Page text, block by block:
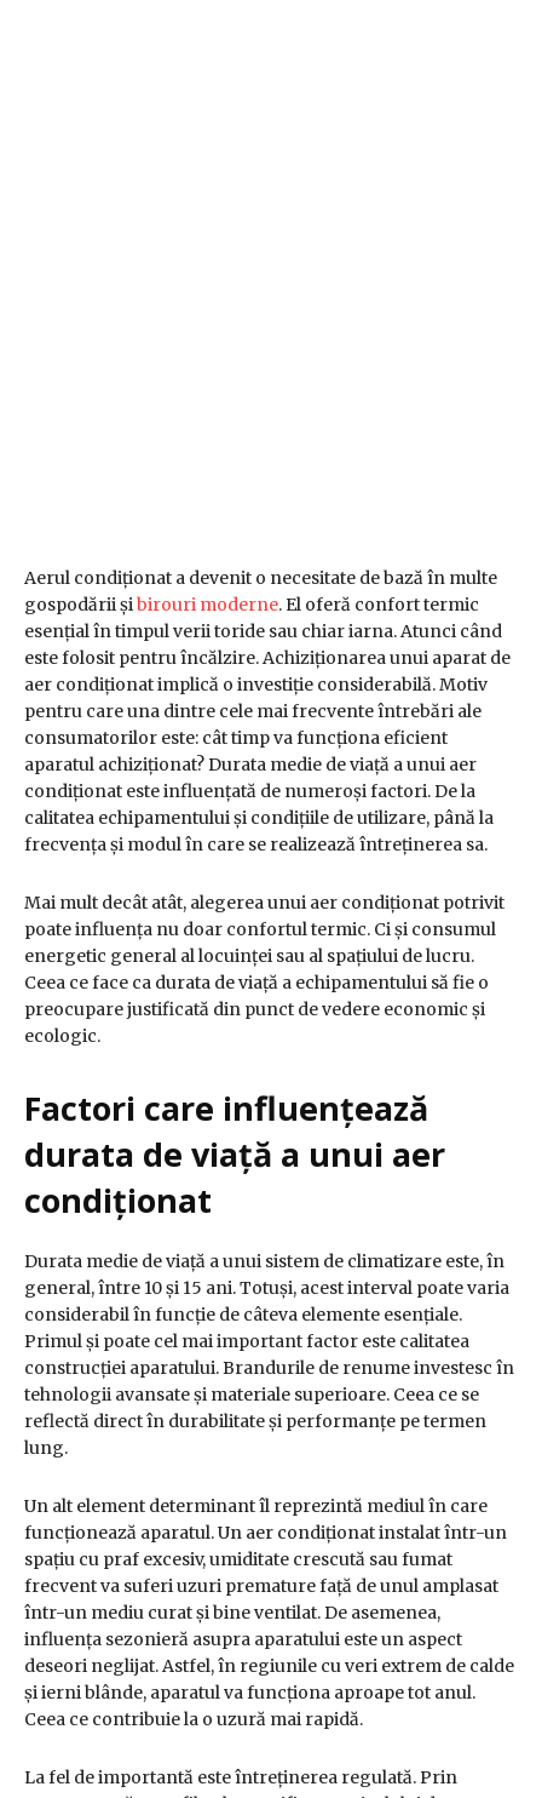
Aerul condiționat a devenit o necesitate de bază în multe
gospodării șibirouri moderne. El oferă confort termic
esențial în timpul verii toride sau chiar iarna. Atunci când
este folosit pentru încălzire. Achiziționarea unui aparat de
aer condiționat implică o investiție considerabilă. Motiv
pentru care una dintre cele mai frecvente întrebări ale
consumatorilor este: cât timp va funcționa eficient
aparatul achiziționat? Durata medie de viață a unui aer
condiționat este influențată de numeroși factori. De la
calitatea echipamentului și condițiile de utilizare, până la
frecvența și modul în care se realizează întreținerea sa.
Mai mult decât atât, alegerea unui aer condiționat potrivit
poate influența nu doar confortul termic. Ci și consumul
energetic general al locuinței sau al spațiului de lucru.
Ceea ce face ca durata de viață a echipamentului să fie o
preocupare justificată din punct de vedere economic și
ecologic.
Factori care influențează
durata de viață a unui aer
condiționat
Durata medie de viață a unui sistem de climatizare este, în
general, între 10 și 15 ani. Totuși, acest interval poate varia
considerabil în funcție de câteva elemente esențiale.
Primul și poate cel mai important factor este calitatea
construcției aparatului. Brandurile de renume investesc în
tehnologii avansate și materiale superioare. Ceea ce se
reflectă direct în durabilitate și performanțe pe termen
lung.
Un alt element determinant îl reprezintă mediul în care
funcționează aparatul. Un aer condiționat instalat într-un
spațiu cu praf excesiv, umiditate crescută sau fumat
frecvent va suferi uzuri premature față de unul amplasat
într-un mediu curat și bine ventilat. De asemenea,
influența sezonieră asupra aparatului este un aspect
deseori neglijat. Astfel, în regiunile cu veri extrem de calde
și ierni blânde, aparatul va funcționa aproape tot anul.
Ceea ce contribuie la o uzură mai rapidă.
La fel de importantă este întreținerea regulată. Prin